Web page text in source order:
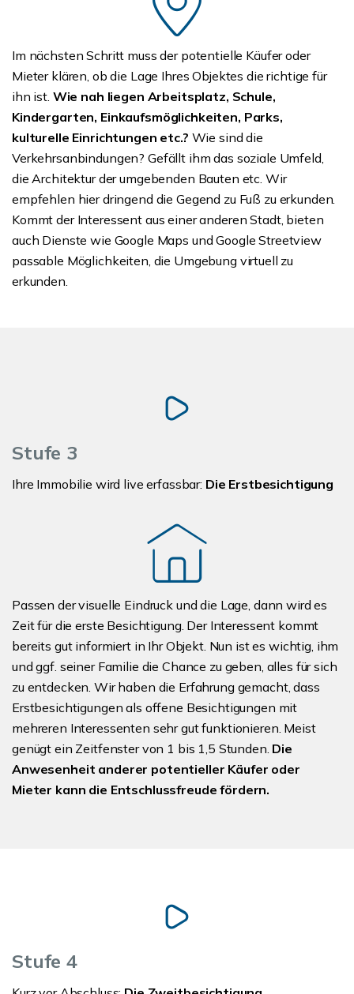
Im nächsten Schritt muss der potentielle Käufer oder
Mieter klären, ob die Lage Ihres Objektes die richtige für
ihn ist. Wie nah liegen Arbeitsplatz, Schule,
Kindergarten, Einkaufsmöglichkeiten, Parks,
kulturelle Einrichtungen etc.? Wie sind die
Verkehrsanbindungen? Gefällt ihm das soziale Umfeld,
die Architektur der umgebenden Bauten etc. Wir
empfehlen hier dringend die Gegend zu Fuß zu erkunden.
Kommt der Interessent aus einer anderen Stadt, bieten
auch Dienste wie Google Maps und Google Streetview
passable Möglichkeiten, die Umgebung virtuell zu
erkunden.
Stufe 3
Ihre Immobilie wird live erfassbar: Die Erstbesichtigung
Passen der visuelle Eindruck und die Lage, dann wird es
Zeit für die erste Besichtigung. Der Interessent kommt
bereits gut informiert in Ihr Objekt. Nun ist es wichtig, ihm
und ggf. seiner Familie die Chance zu geben, alles für sich
zu entdecken. Wir haben die Erfahrung gemacht, dass
Erstbesichtigungen als offene Besichtigungen mit
mehreren Interessenten sehr gut funktionieren. Meist
genügt ein Zeitfenster von 1 bis 1,5 Stunden. Die
Anwesenheit anderer potentieller Käufer oder
Mieter kann die Entschlussfreude fördern.
Stufe 4